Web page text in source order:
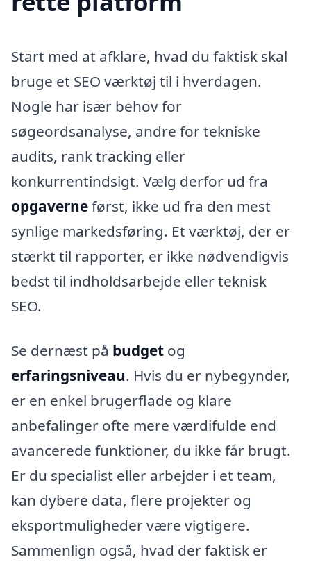
Start med at afklare, hvad du faktisk skal
bruge et SEO værktøj til i hverdagen.
Nogle har især behov for
søgeordsanalyse, andre for tekniske
audits, rank tracking eller
konkurrentindsigt. Vælg derfor ud fra
opgaverneførst, ikke ud fra den mest
synlige markedsføring. Et værktøj, der er
stærkt til rapporter, er ikke nødvendigvis
bedst til indholdsarbejde eller teknisk
SEO.
Se dernæst på budget og
erfaringsniveau. Hvis du er nybegynder,
er en enkel brugerflade og klare
anbefalinger ofte mere værdifulde end
avancerede funktioner, du ikke får brugt.
Er du specialist eller arbejder i et team,
kan dybere data, flere projekter og
eksportmuligheder være vigtigere.
Sammenlign også, hvad der faktisk er